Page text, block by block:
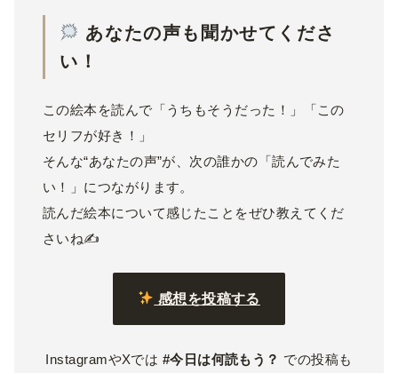
あなたの声も聞かせてくださ
い！
この絵本を読んで「うちもそうだった！」「この
セリフが好き！」
そんな“あなたの声”が、次の誰かの「読んでみた
い！」につながります。
読んだ絵本について感じたことをぜひ教えてくだ
さいね✍️
感想を投稿する
InstagramやXでは #今日は何読もう？ での投稿も